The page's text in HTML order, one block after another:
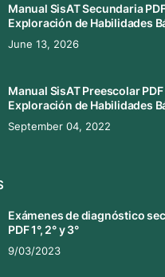
Manual SisAT Secundaria PDF
Exploración de Habilidades
June 13, 2026
Manual SisAT Preescolar PDF |
Exploración de Habilidades
September 04, 2022
Exámenes de diagnóstico
PDF 1°, 2° y 3°
9/03/2023